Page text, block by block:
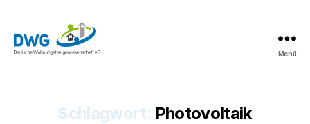
Menü
Schlagwort: Photovoltaik